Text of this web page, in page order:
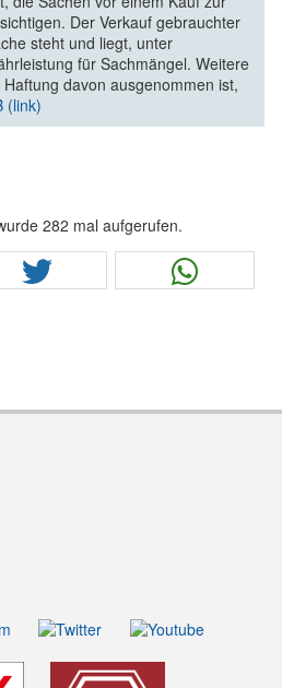
Der Verkauf gebrauchter
steht und liegt, unter
für Sachmängel. Weitere
davon ausgenommen ist,
(link)
282 mal aufgerufen.